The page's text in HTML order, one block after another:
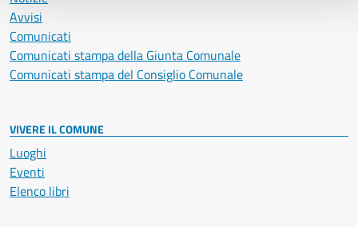
Avvisi
Comunicati
Comunicati stampa della Giunta Comunale
Comunicati stampa del Consiglio Comunale
VIVERE IL COMUNE
Luoghi
Eventi
Elenco libri